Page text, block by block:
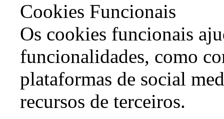
Cookies Funcionais
Os cookies funcionais
funcionalidades, como
plataformas de social
recursos de terceiros.